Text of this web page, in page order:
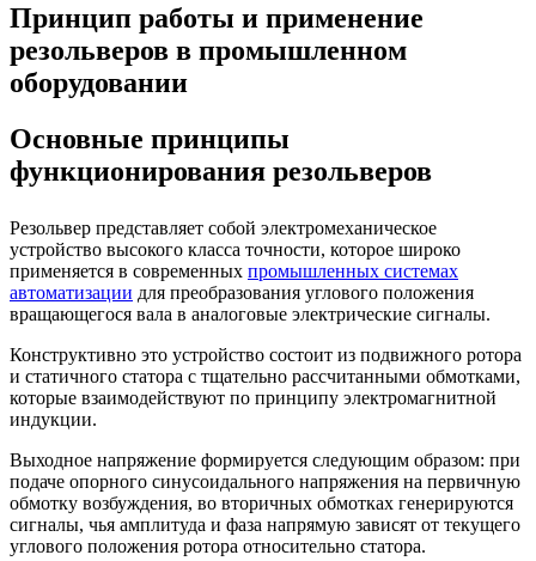
Принцип работы и применение
резольверов в промышленном
оборудовании
Основные принципы
функционирования резольверов
Резольвер представляет собой электромеханическое
устройство высокого класса точности, которое широко
применяется в современных промышленных системах
автоматизации для преобразования углового положения
вращающегося вала в аналоговые электрические сигналы.
Конструктивно это устройство состоит из подвижного ротора
и статичного статора с тщательно рассчитанными обмотками,
которые взаимодействуют по принципу электромагнитной
индукции.
Выходное напряжение формируется следующим образом: при
подаче опорного синусоидального напряжения на первичную
обмотку возбуждения, во вторичных обмотках генерируются
сигналы, чья амплитуда и фаза напрямую зависят от текущего
углового положения ротора относительно статора.